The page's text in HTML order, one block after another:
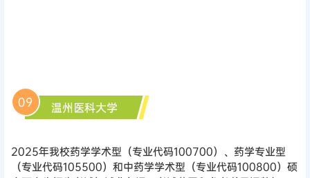
09 温州医科大学
2025年我校药学学术型（专业代码100700）、药学专业型
（专业代码105500）和中药学学术型（专业代码100800）硕